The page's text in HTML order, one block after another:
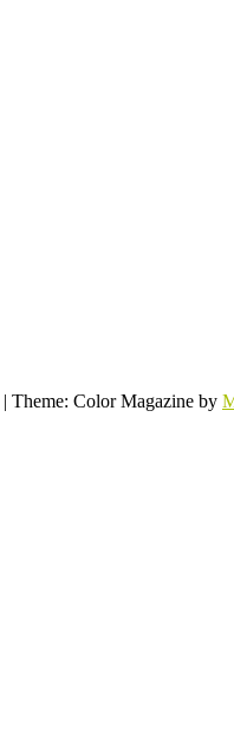
| Theme: Color Magazine by